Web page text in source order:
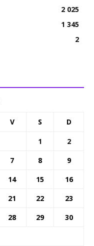
2 025
1 345
2
V S D
1
2
7 8
9
14 15
16
21 22
23
28 29
30